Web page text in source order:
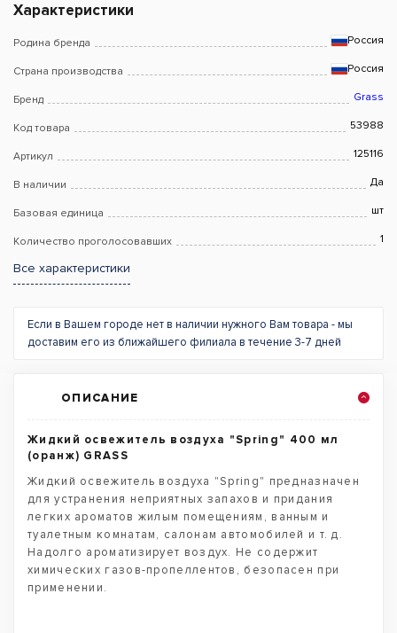
Характеристики
Родина бренда Россия
Страна производства Россия
Бренд Grass
Код товара 53988
Артикул 125116
В наличии Да
Базовая единица шт
Количество проголосовавших 1
Все характеристики
Если в Вашем городе нет в наличии нужного Вам товара - мы
доставим его из ближайшего филиала в течение 3-7 дней
ОПИСАНИЕ
Жидкий освежитель воздуха "Spring" 400 мл
(оранж) GRASS
Жидкий освежитель воздуха "Spring" предназначен
для устранения неприятных запахов и придания
легких ароматов жилым помещениям, ванным и
туалетным комнатам, салонам автомобилей и т. д.
Надолго ароматизирует воздух. Не содержит
химических газов-пропеллентов, безопасен при
применении.